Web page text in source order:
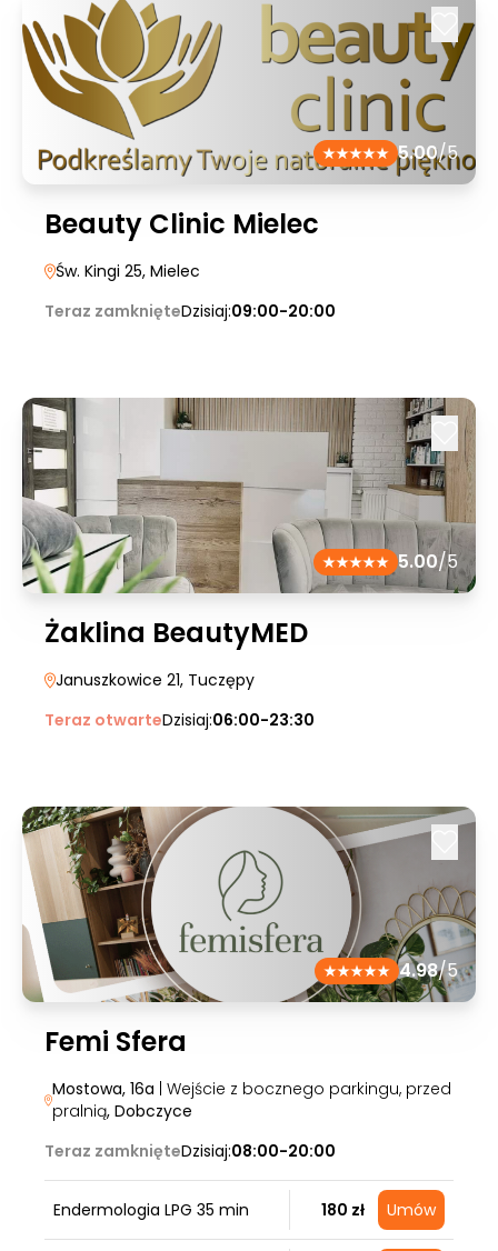
5.00/5
Beauty Clinic Mielec
Św. Kingi 25, Mielec
Teraz zamknięteDzisiaj:09:00-20:00
5.00/5
Żaklina BeautyMED
Januszkowice 21, Tuczępy
Teraz otwarteDzisiaj:06:00-23:30
4.98/5
Femi Sfera
Mostowa, 16a | Wejście z bocznego parkingu, przed
pralnią, Dobczyce
Teraz zamknięteDzisiaj:08:00-20:00
Endermologia LPG 35 min 180 zł Umów